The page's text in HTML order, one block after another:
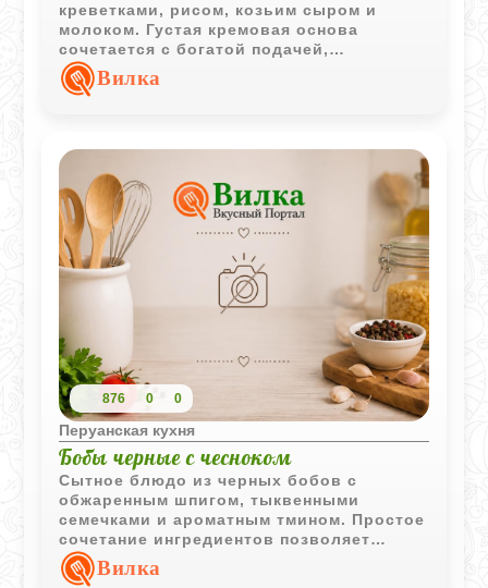
креветками, рисом, козьим сыром и
молоком. Густая кремовая основа
сочетается с богатой подачей,
превращая блюдо в полноценный и
сытный обед.
Вилка
876 0 0
Перуанская кухня
Бобы черные с чесноком
Сытное блюдо из черных бобов с
обжаренным шпигом, тыквенными
семечками и ароматным тмином. Простое
сочетание ингредиентов позволяет
получить насыщенный вкус и
выразительную текстуру.
Вилка